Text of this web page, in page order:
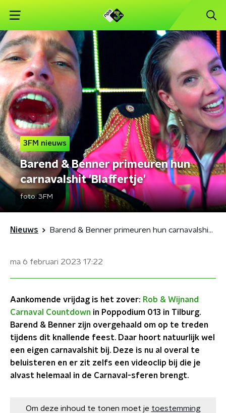
3FM nieuws
Barend & Benner primeuren hun
carnavalshit 'Blaffertje'
foto: 3FM
Nieuws Barend & Benner primeuren hun carnavalshit 'Blaffertje'
ma 6 februari 2023 17:22
Aankomende vrijdag is het zover: Rob & Wijnand
Carnaval Countdown in Poppodium 013 in Tilburg.
Barend & Benner zijn overgehaald om op te treden
tijdens dit knallende feest. Daar hoort natuurlijk wel
een eigen carnavalshit bij. Deze is nu al overal te
beluisteren en er zit zelfs een videoclip bij die je
alvast helemaal in de Carnaval-sferen brengt.
Om deze inhoud te tonen moet je toestemming